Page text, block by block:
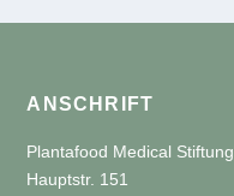
ANSCHRIFT
Plantafood Medical Stiftung
Hauptstr. 151